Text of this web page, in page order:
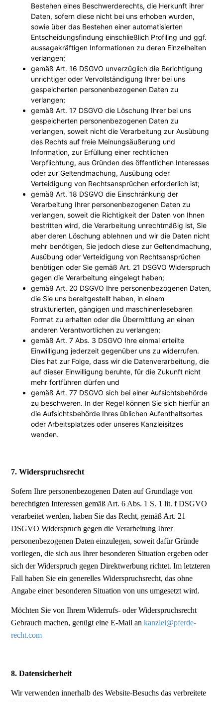
Bestehen eines Beschwerderechts, die Herkunft ihrer
Daten, sofern diese nicht bei uns erhoben wurden,
sowie über das Bestehen einer automatisierten
Entscheidungsfindung einschließlich Profiling und ggf.
aussagekräftigen Informationen zu deren Einzelheiten
verlangen;
gemäß Art. 16 DSGVO unverzüglich die Berichtigung
unrichtiger oder Vervollständigung Ihrer bei uns
gespeicherten personenbezogenen Daten zu
verlangen;
gemäß Art. 17 DSGVO die Löschung Ihrer bei uns
gespeicherten personenbezogenen Daten zu
verlangen, soweit nicht die Verarbeitung zur Ausübung
des Rechts auf freie Meinungsäußerung und
Information, zur Erfüllung einer rechtlichen
Verpflichtung, aus Gründen des öffentlichen Interesses
oder zur Geltendmachung, Ausübung oder
Verteidigung von Rechtsansprüchen erforderlich ist;
gemäß Art. 18 DSGVO die Einschränkung der
Verarbeitung Ihrer personenbezogenen Daten zu
verlangen, soweit die Richtigkeit der Daten von Ihnen
bestritten wird, die Verarbeitung unrechtmäßig ist, Sie
aber deren Löschung ablehnen und wir die Daten nicht
mehr benötigen, Sie jedoch diese zur Geltendmachung,
Ausübung oder Verteidigung von Rechtsansprüchen
benötigen oder Sie gemäß Art. 21 DSGVO Widerspruch
gegen die Verarbeitung eingelegt haben;
gemäß Art. 20 DSGVO Ihre personenbezogenen Daten,
die Sie uns bereitgestellt haben, in einem
strukturierten, gängigen und maschinenlesebaren
Format zu erhalten oder die Übermittlung an einen
anderen Verantwortlichen zu verlangen;
gemäß Art. 7 Abs. 3 DSGVO Ihre einmal erteilte
Einwilligung jederzeit gegenüber uns zu widerrufen.
Dies hat zur Folge, dass wir die Datenverarbeitung, die
auf dieser Einwilligung beruhte, für die Zukunft nicht
mehr fortführen dürfen und
gemäß Art. 77 DSGVO sich bei einer Aufsichtsbehörde
zu beschweren. In der Regel können Sie sich hierfür an
die Aufsichtsbehörde Ihres üblichen Aufenthaltsortes
oder Arbeitsplatzes oder unseres Kanzleisitzes
wenden.
7. Widerspruchsrecht
Sofern Ihre personenbezogenen Daten auf Grundlage von
berechtigten Interessen gemäß Art. 6 Abs. 1 S. 1 lit. f DSGVO
verarbeitet werden, haben Sie das Recht, gemäß Art. 21
DSGVO Widerspruch gegen die Verarbeitung Ihrer
personenbezogenen Daten einzulegen, soweit dafür Gründe
vorliegen, die sich aus Ihrer besonderen Situation ergeben oder
sich der Widerspruch gegen Direktwerbung richtet. Im letzteren
Fall haben Sie ein generelles Widerspruchsrecht, das ohne
Angabe einer besonderen Situation von uns umgesetzt wird.
Möchten Sie von Ihrem Widerrufs- oder Widerspruchsrecht
Gebrauch machen, genügt eine E-Mail ankanzlei@pferde-
recht.com
8. Datensicherheit
Wir verwenden innerhalb des Website-Besuchs das verbreitete